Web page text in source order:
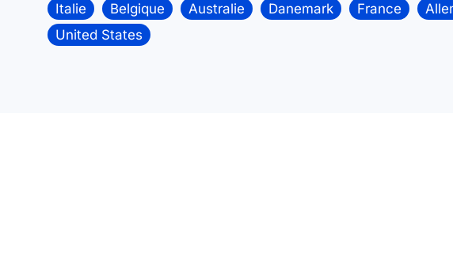
Italie Belgique Australie Danemark France
United States